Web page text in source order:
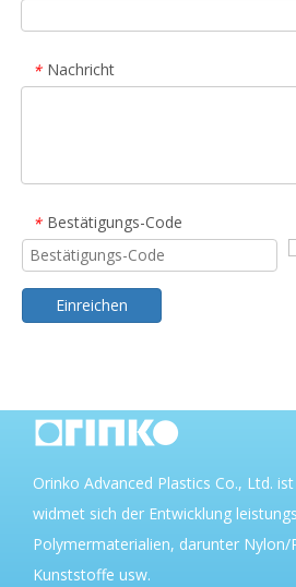
* Nachricht
* Bestätigungs-Code
Einreichen
Orinko Advanced Plastics Co., Ltd.
widmet sich der Entwicklung
Polymermaterialien, darunter Nylon/
Kunststoffe usw.